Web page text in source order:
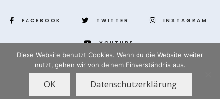
FACEBOOK TWITTER INSTAGRAM
YOUTUBE
www.yenihayat.de
Diese Website benutzt Cookies. Wenn du die Website weiter
nutzt, gehen wir von deinem Einverständnis aus.
OK Datenschutzerklärung